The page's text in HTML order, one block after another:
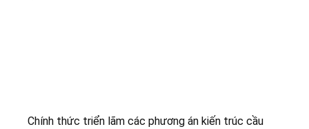
Chính thức triển lãm các phương án kiến trúc cầu